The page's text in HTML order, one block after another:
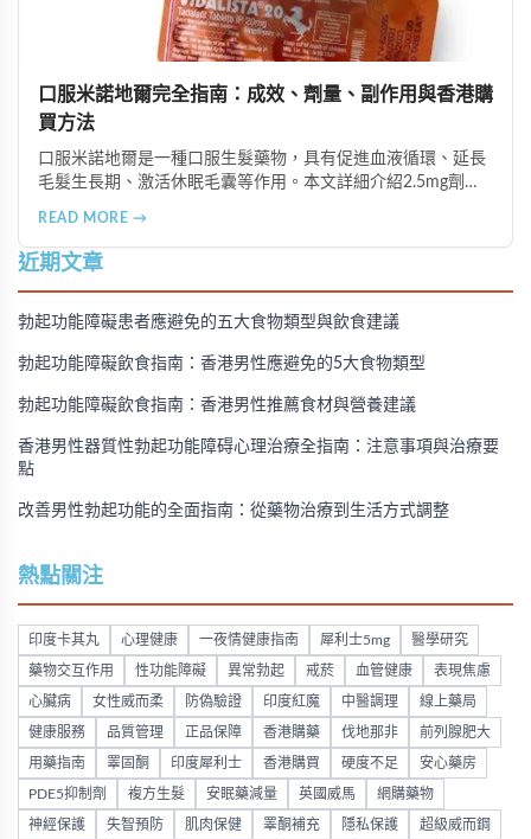
口服米諾地爾完全指南：成效、劑量、副作用與香港購
買方法
口服米諾地爾是一種口服生髮藥物，具有促進血液循環、延長
毛髮生長期、激活休眠毛囊等作用。本文詳細介紹2.5mg劑量
購買方法，並提供真實用戶經驗分享。
READ MORE →
近期文章
勃起功能障礙患者應避免的五大食物類型與飲食建議
勃起功能障礙飲食指南：香港男性應避免的5大食物類型
勃起功能障礙飲食指南：香港男性推薦食材與營養建議
香港男性器質性勃起功能障碍心理治療全指南：注意事項與治療要
點
改善男性勃起功能的全面指南：從藥物治療到生活方式調整
熱點關注
印度卡其丸 心理健康 一夜情健康指南 犀利士5mg 醫學研究
藥物交互作用 性功能障礙 異常勃起 戒菸 血管健康 表現焦慮
心臟病 女性威而柔 防偽驗證 印度紅魔 中醫調理 線上藥局
健康服務 品質管理 正品保障 香港購藥 伐地那非 前列腺肥大
用藥指南 睪固酮 印度犀利士 香港購買 硬度不足 安心藥房
PDE5抑制劑 複方生髮 安眠藥減量 英國威馬 網購藥物
神經保護 失智預防 肌肉保健 睪酮補充 隱私保護 超級威而鋼